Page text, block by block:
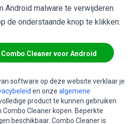
Android malware te verwijderen.
de onderstaande knop te klikken:
Combo Cleaner voor Android
software op deze website verklaar je
en onze algemene
product te kunnen gebruiken
Cleaner kopen. Beperkte
beschikbaar. Combo Cleaner is